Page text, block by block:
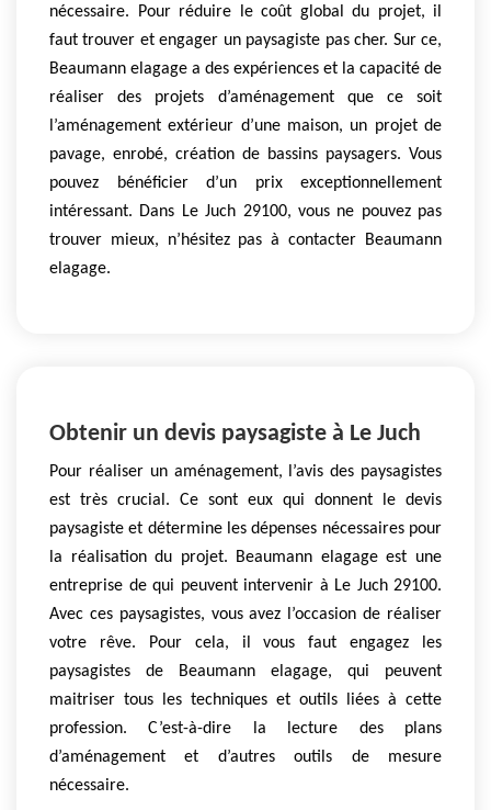
nécessaire. Pour réduire le coût global du projet, il
faut trouver et engager un paysagiste pas cher. Sur ce,
Beaumann elagage a des expériences et la capacité de
réaliser des projets d’aménagement que ce soit
l’aménagement extérieur d’une maison, un projet de
pavage, enrobé, création de bassins paysagers. Vous
pouvez bénéficier d’un prix exceptionnellement
intéressant. Dans Le Juch 29100, vous ne pouvez pas
trouver mieux, n’hésitez pas à contacter Beaumann
elagage.
Obtenir un devis paysagiste à Le Juch
Pour réaliser un aménagement, l’avis des paysagistes
est très crucial. Ce sont eux qui donnent le devis
paysagiste et détermine les dépenses nécessaires pour
la réalisation du projet. Beaumann elagage est une
entreprise de qui peuvent intervenir à Le Juch 29100.
Avec ces paysagistes, vous avez l’occasion de réaliser
votre rêve. Pour cela, il vous faut engagez les
paysagistes de Beaumann elagage, qui peuvent
maitriser tous les techniques et outils liées à cette
profession. C’est-à-dire la lecture des plans
d’aménagement et d’autres outils de mesure
nécessaire.